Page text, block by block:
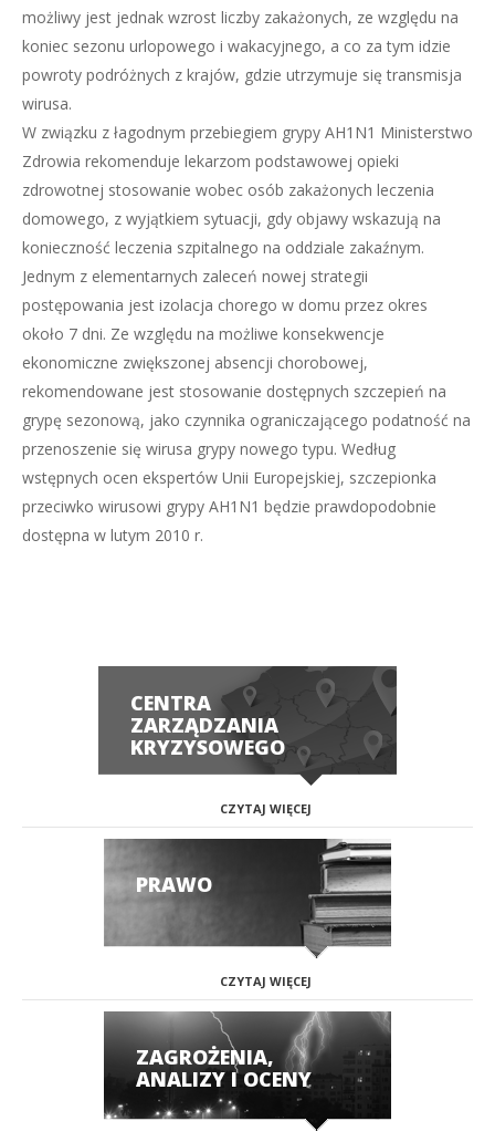
możliwy jest jednak wzrost liczby zakażonych, ze względu na
koniec sezonu urlopowego i wakacyjnego, a co za tym idzie
powroty podróżnych z krajów, gdzie utrzymuje się transmisja
wirusa.
W związku z łagodnym przebiegiem grypy AH1N1 Ministerstwo
Zdrowia rekomenduje lekarzom podstawowej opieki
zdrowotnej stosowanie wobec osób zakażonych leczenia
domowego, z wyjątkiem sytuacji, gdy objawy wskazują na
konieczność leczenia szpitalnego na oddziale zakaźnym.
Jednym z elementarnych zaleceń nowej strategii
postępowania jest izolacja chorego w domu przez okres
około 7 dni. Ze względu na możliwe konsekwencje
ekonomiczne zwiększonej absencji chorobowej,
rekomendowane jest stosowanie dostępnych szczepień na
grypę sezonową, jako czynnika ograniczającego podatność na
przenoszenie się wirusa grypy nowego typu. Według
wstępnych ocen ekspertów Unii Europejskiej, szczepionka
przeciwko wirusowi grypy AH1N1 będzie prawdopodobnie
dostępna w lutym 2010 r.
CENTRA
ZARZĄDZANIA
KRYZYSOWEGO
CZYTAJ WIĘCEJ
PRAWO
CZYTAJ WIĘCEJ
ZAGROŻENIA,
ANALIZY I OCENY